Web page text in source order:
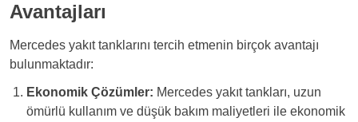
Avantajları
Mercedes yakıt tanklarını tercih etmenin birçok avantajı
bulunmaktadır:
Ekonomik Çözümler: Mercedes yakıt tankları, uzun
ömürlü kullanım ve düşük bakım maliyetleri ile ekonomik